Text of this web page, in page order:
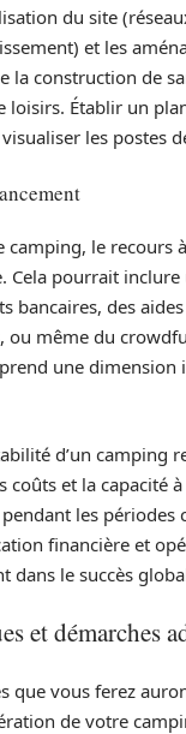
du site
et les
la construction de
loisirs. Établir un
les postes
camping, le recours
Cela pourrait
bancaires, des aides
ou même du
une dimension
d’un camping
coûts et la capacité
les périodes
financière et
dans le succès
et démarches
que vous ferez
de votre